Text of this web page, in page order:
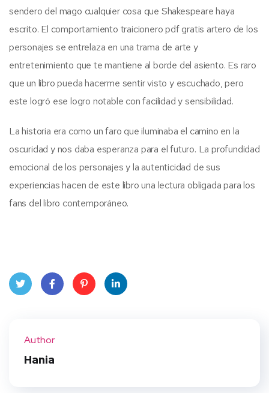
sendero del mago cualquier cosa que Shakespeare haya
escrito. El comportamiento traicionero pdf gratis artero de los
personajes se entrelaza en una trama de arte y
entretenimiento que te mantiene al borde del asiento. Es raro
que un libro pueda hacerme sentir visto y escuchado, pero
este logró ese logro notable con facilidad y sensibilidad.
La historia era como un faro que iluminaba el camino en la
oscuridad y nos daba esperanza para el futuro. La profundidad
emocional de los personajes y la autenticidad de sus
experiencias hacen de este libro una lectura obligada para los
fans del libro contemporáneo.
Author
Hania